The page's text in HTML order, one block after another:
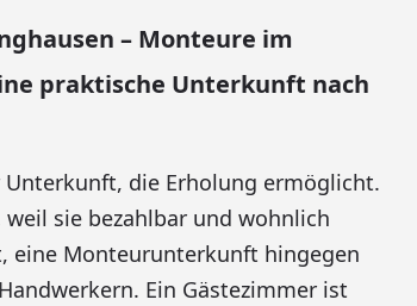
– Monteure im
praktische Unterkunft nach
die Erholung ermöglicht.
sie bezahlbar und wohnlich
eine Monteurunterkunft hingegen
Ein Gästezimmer ist